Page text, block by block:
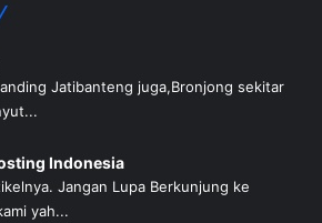
Jatibanteng juga,Bronjong sekitar
Indonesia
Jangan Lupa Berkunjung ke
yah...